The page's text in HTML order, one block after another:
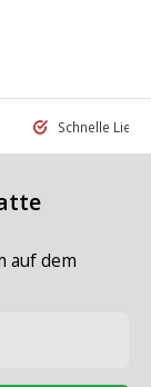
Schnelle
auf dem